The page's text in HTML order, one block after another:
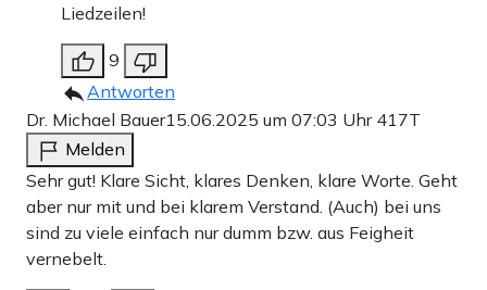
Liedzeilen!
9
Antworten
Dr. Michael Bauer15.06.2025 um 07:03 Uhr 417T
Melden
Sehr gut! Klare Sicht, klares Denken, klare Worte. Geht
aber nur mit und bei klarem Verstand. (Auch) bei uns
sind zu viele einfach nur dumm bzw. aus Feigheit
vernebelt.